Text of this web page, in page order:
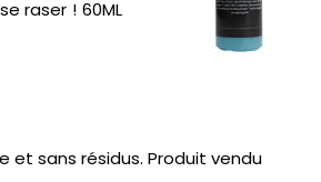
raser ! 60ML
et sans résidus. Produit vendu